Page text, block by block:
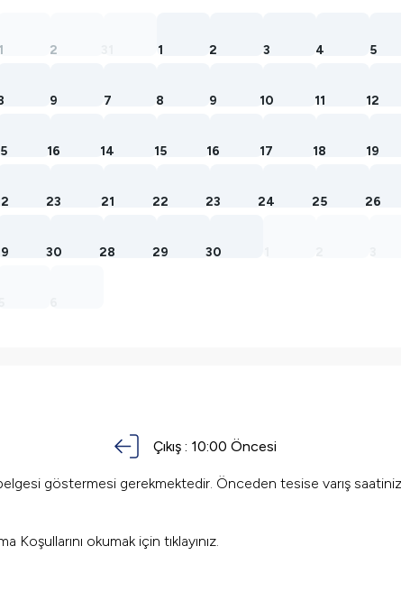
1 2
9
16
23
30
1 2 3 4 5
7 8 9 10 11 12
14 15 16 17 18 19
21 22 23 24 25 26
28 29 30
Çıkış : 10:00 Öncesi
göstermesi gerekmektedir. Önceden tesise varış
Koşullarını okumak için tıklayınız.